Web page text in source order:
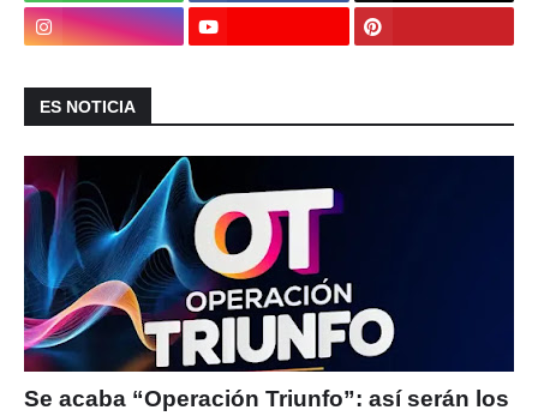
ES NOTICIA
Se acaba “Operación Triunfo”: así serán los